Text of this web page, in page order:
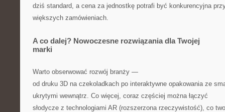
dziś standard, a cena za jednostkę potrafi być konkurencyjna
większych zamówieniach.
A co dalej? Nowoczesne rozwiązania dla Twojej
marki
Warto obserwować rozwój branży —
od druku 3D na czekoladkach po interaktywne opakowania ze
ukrytymi wewnątrz. Co więcej, coraz częściej można łączyć
słodycze z technologiami AR (rozszerzona rzeczywistość), co